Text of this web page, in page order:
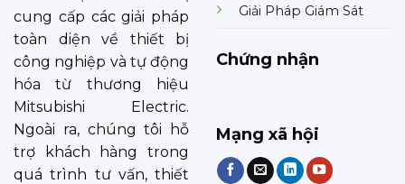
cung cấp các giải pháp
toàn diện về thiết bị
công nghiệp và tự động
hóa từ thương hiệu
Mitsubishi Electric.
Ngoài ra, chúng tôi hỗ
trợ khách hàng trong
quá trình tư vấn, thiết
Giải Pháp Giám Sát
Chứng nhận
Mạng xã hội